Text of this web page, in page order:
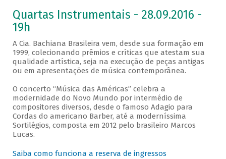
Quartas Instrumentais - 28.09.2016 -
19h
A Cia. Bachiana Brasileira vem, desde sua formação em
1999, colecionando prêmios e críticas que atestam sua
qualidade artística, seja na execução de peças antigas
ou em apresentações de música contemporânea.
O concerto “Música das Américas” celebra a
modernidade do Novo Mundo por intermédio de
compositores diversos, desde o famoso Adagio para
Cordas do americano Barber, até a moderníssima
Sortilégios, composta em 2012 pelo brasileiro Marcos
Lucas.
Saiba como funciona a reserva de ingressos